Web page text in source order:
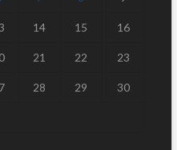
14 15 16
21 22 23
28 29 30